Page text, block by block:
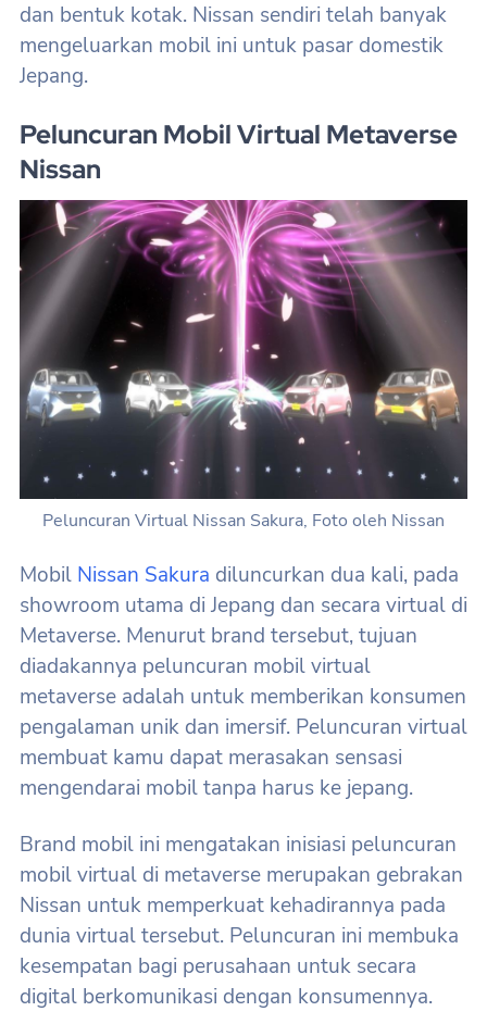
dan bentuk kotak. Nissan sendiri telah banyak
mengeluarkan mobil ini untuk pasar domestik
Jepang.
Peluncuran Mobil Virtual Metaverse
Nissan
Peluncuran Virtual Nissan Sakura, Foto oleh Nissan
Mobil Nissan Sakura diluncurkan dua kali, pada
showroom utama di Jepang dan secara virtual di
Metaverse. Menurut brand tersebut, tujuan
diadakannya peluncuran mobil virtual
metaverse adalah untuk memberikan konsumen
pengalaman unik dan imersif. Peluncuran virtual
membuat kamu dapat merasakan sensasi
mengendarai mobil tanpa harus ke jepang.
Brand mobil ini mengatakan inisiasi peluncuran
mobil virtual di metaverse merupakan gebrakan
Nissan untuk memperkuat kehadirannya pada
dunia virtual tersebut. Peluncuran ini membuka
kesempatan bagi perusahaan untuk secara
digital berkomunikasi dengan konsumennya.